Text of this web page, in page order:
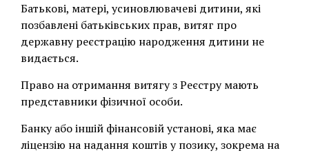
Батькові, матері, усиновлювачеві дитини, які
позбавлені батьківських прав, витяг про
державну реєстрацію народження дитини не
видається.
Право на отримання витягу з Реєстру мають
представники фізичної особи.
Банку або іншій фінансовій установі, яка має
ліцензію на надання коштів у позику, зокрема на